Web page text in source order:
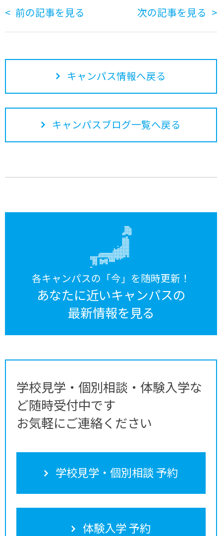
前の記事を見る 次の記事を見る
キャンパス情報へ戻る
キャンパスブログ一覧へ戻る
各キャンパスの「今」を随時更新！
あなたに近いキャンパスの
最新情報を見る
学校見学・個別相談・体験入学な
ど随時受付中です
お気軽にご連絡ください
学校見学・個別相談 予約
体験入学 予約